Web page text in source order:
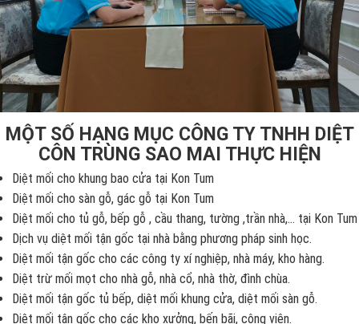
MỘT SỐ HẠNG MỤC CÔNG TY TNHH DIỆT
CÔN TRÙNG SAO MAI THỰC HIỆN
Diệt mối cho khung bao cửa tại Kon Tum
Diệt mối cho sàn gỗ, gác gỗ tại Kon Tum
Diệt mối cho tủ gỗ, bếp gỗ , cầu thang, tường ,trần nhà,... tại Kon Tum
Dịch vụ diệt mối tận gốc tại nhà bằng phương pháp sinh học.
Diệt mối tận gốc cho các công ty xí nghiệp, nhà máy, kho hàng.
Diệt trừ mối mọt cho nhà gỗ, nhà cổ, nhà thờ, đình chùa.
Diệt mối tận gốc tủ bếp, diệt mối khung cửa, diệt mối sàn gỗ.
Diệt mối tận gốc cho các kho xưởng, bến bãi, công viên.